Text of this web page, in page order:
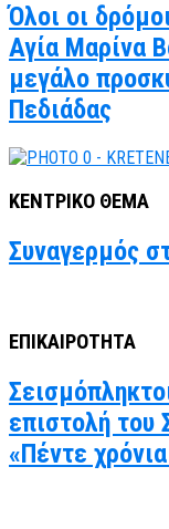
Όλοι οι
Αγία Μαρίνα
μεγάλο
Πεδιάδας
ΚΕΝΤΡΙΚΟ ΘΕΜΑ
Συναγερμός
ΕΠΙΚΑΙΡΟΤΗΤΑ
επιστολή του
«Πέντε